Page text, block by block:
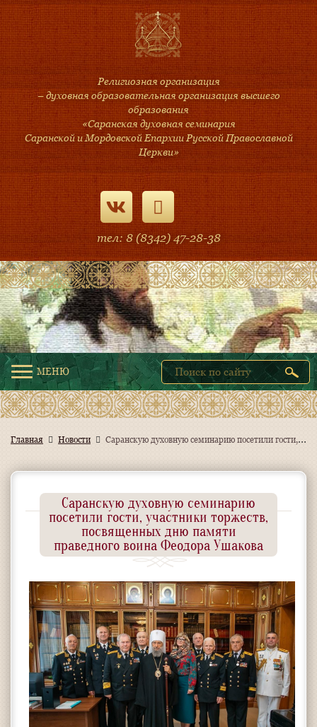
Религиозная организация
– духовная образовательная организация высшего
образования
«Саранская духовная семинария
Саранской и Мордовской Епархии Русской Православной
Церкви»
тел: 8 (8342) 47-28-38
МЕНЮ
Главная Новости С
аранскую духовную семинарию посетили гости, участники торжеств, посвященных дню памяти праведного воина Феодора Ушакова
Саранскую духовную семинарию
посетили гости, участники торжеств,
посвященных дню памяти
праведного воина Феодора Ушакова